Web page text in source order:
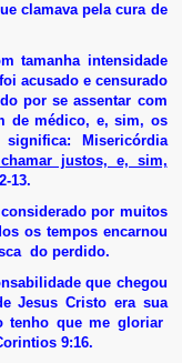
clamava pela cura de
intensidade
acusado e censurado
por se assentar com
de médico, e, sim, os
Misericórdia
justos, e, sim,
13.
por muitos
os tempos encarnou
do perdido.
que chegou
Jesus Cristo era sua
tenho que me gloriar
9:16.